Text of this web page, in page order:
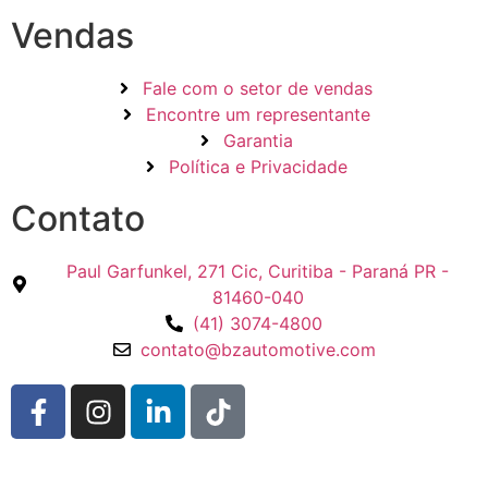
Vendas
Fale com o setor de vendas
Encontre um representante
Garantia
Política e Privacidade
Contato
Paul Garfunkel, 271 Cic, Curitiba - Paraná PR -
81460-040
(41) 3074-4800
contato@bzautomotive.com